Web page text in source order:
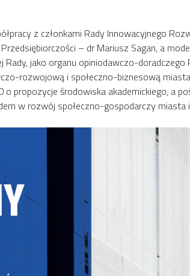
z członkami Rady Innowacyjnego
– dr Mariusz Sagan, a
Rady, jako organu opiniodawczo-
rozwojową i społeczno-biznesową
propozycje środowiska akademickiego, a
w rozwój społeczno-gospodarczy miasta